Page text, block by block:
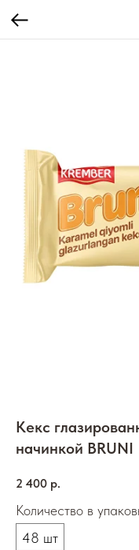
Кекс
начинкой BRUNI
2 400 р.
Количество в
48 шт